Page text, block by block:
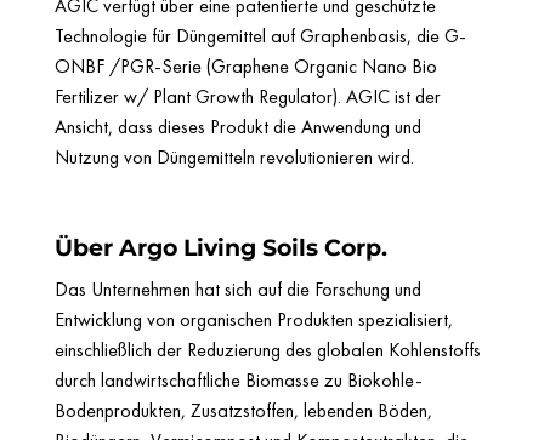
AGIC verfügt über eine patentierte und geschützte
Technologie für Düngemittel auf Graphenbasis, die G-
ONBF /PGR-Serie (Graphene Organic Nano Bio
Fertilizer w/ Plant Growth Regulator). AGIC ist der
Ansicht, dass dieses Produkt die Anwendung und
Nutzung von Düngemitteln revolutionieren wird.
Über Argo Living Soils Corp.
Das Unternehmen hat sich auf die Forschung und
Entwicklung von organischen Produkten spezialisiert,
einschließlich der Reduzierung des globalen Kohlenstoffs
durch landwirtschaftliche Biomasse zu Biokohle-
Bodenprodukten, Zusatzstoffen, lebenden Böden,